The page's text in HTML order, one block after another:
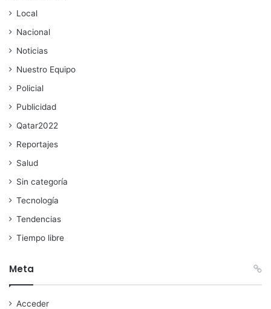
Local
Nacional
Noticias
Nuestro Equipo
Policial
Publicidad
Qatar2022
Reportajes
Salud
Sin categoría
Tecnología
Tendencias
Tiempo libre
Meta
Acceder